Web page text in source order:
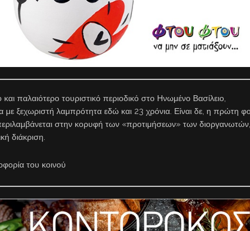
παλαιότερο τουριστικό περιοδικό στο Ηνωμένο Βασίλειο,
με ξεχωριστή λαμπρότητα εδώ και 23 χρόνια. Είναι δε, η πρώτη
στην κορυφή των «προτιμήσεων» των διοργανωτών,
διάκριση.
του κοινού